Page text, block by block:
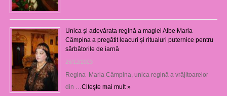
Unica și adevărata regină a magiei Albe Maria
Câmpina a pregătit leacuri și ritualuri puternice pentru
sărbătorile de iarnă
26/12/2023
Regina Maria Câmpina, unica regină a vrăjitoarelor
din … Citeşte mai mult »